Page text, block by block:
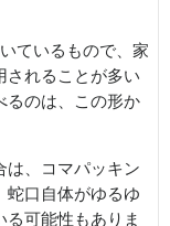
ているもので、家
されることが多い
るのは、この形か
は、コマパッキン
蛇口自体がゆるゆ
る可能性もありま